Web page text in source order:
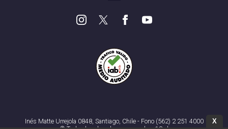
Inés Matte Urrejola 0848, Santiago, Chile - Fono (562) 2 251 4000
X